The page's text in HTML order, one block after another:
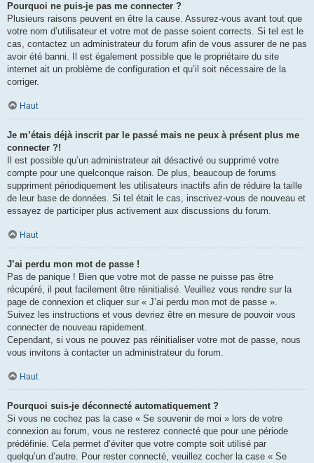
Pourquoi ne puis-je pas me connecter ?
Plusieurs raisons peuvent en être la cause. Assurez-vous avant tout que
votre nom d’utilisateur et votre mot de passe soient corrects. Si tel est le
cas, contactez un administrateur du forum afin de vous assurer de ne pas
avoir été banni. Il est également possible que le propriétaire du site
internet ait un problème de configuration et qu’il soit nécessaire de la
corriger.
Haut
Je m’étais déjà inscrit par le passé mais ne peux à présent plus me
connecter ?!
Il est possible qu’un administrateur ait désactivé ou supprimé votre
compte pour une quelconque raison. De plus, beaucoup de forums
suppriment périodiquement les utilisateurs inactifs afin de réduire la taille
de leur base de données. Si tel était le cas, inscrivez-vous de nouveau et
essayez de participer plus activement aux discussions du forum.
Haut
J’ai perdu mon mot de passe !
Pas de panique ! Bien que votre mot de passe ne puisse pas être
récupéré, il peut facilement être réinitialisé. Veuillez vous rendre sur la
page de connexion et cliquer sur « J’ai perdu mon mot de passe ».
Suivez les instructions et vous devriez être en mesure de pouvoir vous
connecter de nouveau rapidement.
Cependant, si vous ne pouvez pas réinitialiser votre mot de passe, nous
vous invitons à contacter un administrateur du forum.
Haut
Pourquoi suis-je déconnecté automatiquement ?
Si vous ne cochez pas la case « Se souvenir de moi » lors de votre
connexion au forum, vous ne resterez connecté que pour une période
prédéfinie. Cela permet d’éviter que votre compte soit utilisé par
quelqu’un d’autre. Pour rester connecté, veuillez cocher la case « Se